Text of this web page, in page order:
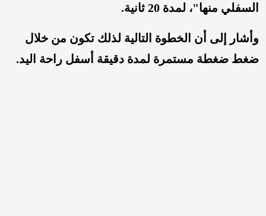
السفلي منها"، لمدة 20 ثانية.
وأشار إلى أن الخطوة التالية لذلك تكون من خلال
ضغط ضغطة مستمرة لمدة دقيقة أسفل راحة اليد.